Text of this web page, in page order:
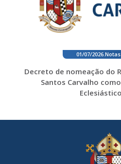
01/07/2026.
Decreto de nomeação do
Santos Carvalho